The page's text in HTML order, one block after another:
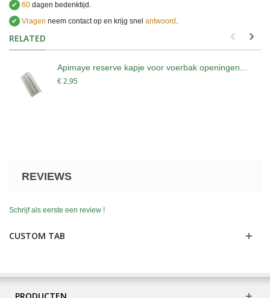
✔ 60 dagen bedenktijd.
✔ Vragen neem contact op en krijg snel antwoord .
RELATED
Apimaye reserve kapje voor voerbak openingen...
€ 2,95
REVIEWS
Schrijf als eerste een review !
CUSTOM TAB